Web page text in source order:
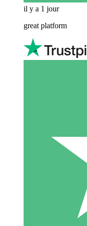
il y a 1 jour
great platform